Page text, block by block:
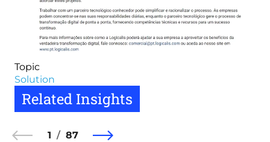
Topic
Solution
Related Insights
1 87